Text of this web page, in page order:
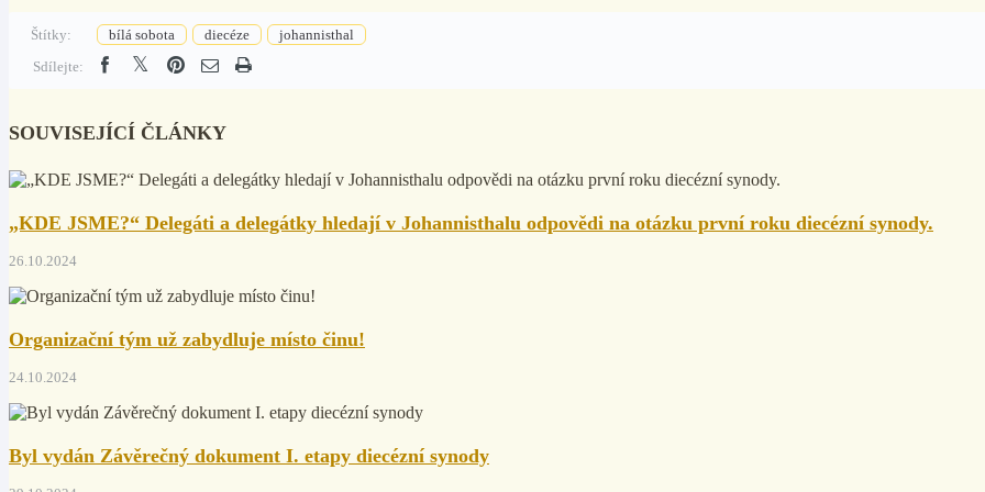
Štítky: bílá sobota diecéze
johannisthal
Sdílejte:
SOUVISEJÍCÍ ČLÁNKY
„KDE JSME?“ Delegáti a delegátky hledají v Johannisthalu odpovědi na otázku první roku diecézní synody.
26.10.2024
Organizační tým už zabydluje místo činu!
24.10.2024
Byl vydán Závěrečný dokument I. etapy diecézní synody